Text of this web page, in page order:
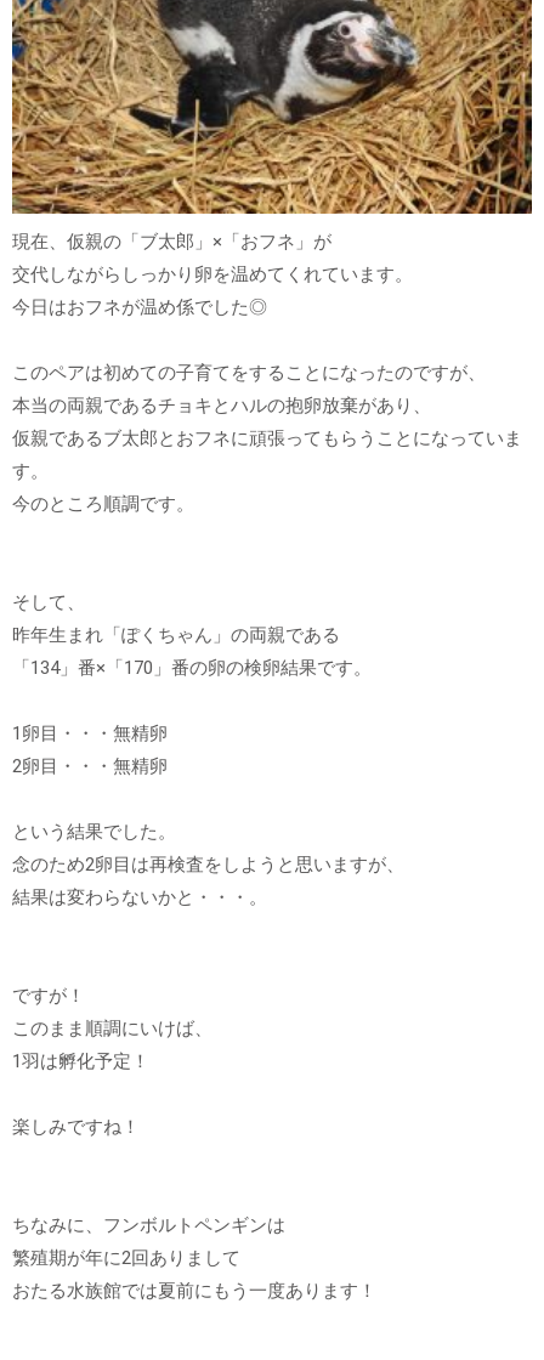
現在、仮親の「ブ太郎」×「おフネ」が
交代しながらしっかり卵を温めてくれています。
今日はおフネが温め係でした◎
このペアは初めての子育てをすることになったのですが、
本当の両親であるチョキとハルの抱卵放棄があり、
仮親であるブ太郎とおフネに頑張ってもらうことになっていま
す。
今のところ順調です。
そして、
昨年生まれ「ぽくちゃん」の両親である
「134」番×「170」番の卵の検卵結果です。
1卵目・・・無精卵
2卵目・・・無精卵
という結果でした。
念のため2卵目は再検査をしようと思いますが、
結果は変わらないかと・・・。
ですが！
このまま順調にいけば、
1羽は孵化予定！
楽しみですね！
ちなみに、フンボルトペンギンは
繁殖期が年に2回ありまして
おたる水族館では夏前にもう一度あります！